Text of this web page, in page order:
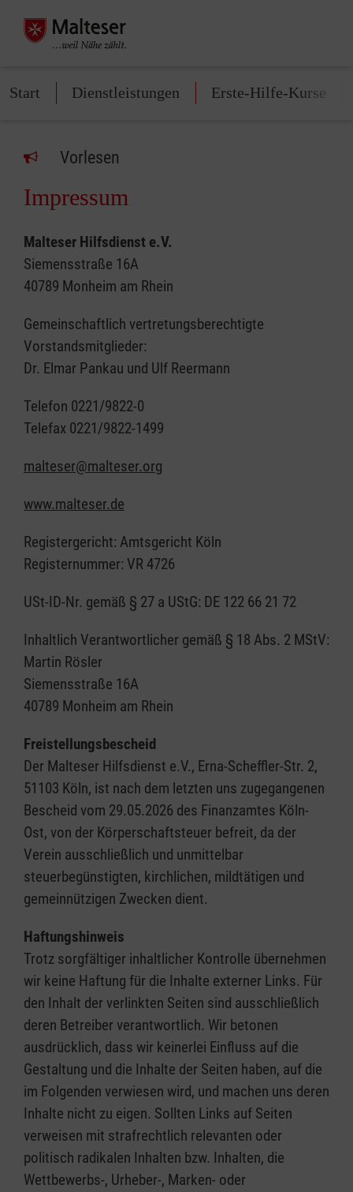
Start Dienstleistungen Erste-Hilfe-Kurse
Vorlesen
Impressum
Malteser Hilfsdienst e.V.
Siemensstraße 16A
40789 Monheim am Rhein
Gemeinschaftlich vertretungsberechtigte
Vorstandsmitglieder:
Dr. Elmar Pankau und Ulf Reermann
Telefon 0221/9822-0
Telefax 0221/9822-1499
malteser@malteser.org
www.malteser.de
Registergericht: Amtsgericht Köln
Registernummer: VR 4726
USt-ID-Nr. gemäß § 27 a UStG: DE 122 66 21 72
Inhaltlich Verantwortlicher gemäß § 18 Abs. 2 MStV:
Martin Rösler
Siemensstraße 16A
40789 Monheim am Rhein
Freistellungsbescheid
Der Malteser Hilfsdienst e.V., Erna-Scheffler-Str. 2,
51103 Köln, ist nach dem letzten uns zugegangenen
Bescheid vom 29.05.2026 des Finanzamtes Köln-
Ost, von der Körperschaftsteuer befreit, da der
Verein ausschließlich und unmittelbar
steuerbegünstigten, kirchlichen, mildtätigen und
gemeinnützigen Zwecken dient.
Haftungshinweis
Trotz sorgfältiger inhaltlicher Kontrolle übernehmen
wir keine Haftung für die Inhalte externer Links. Für
den Inhalt der verlinkten Seiten sind ausschließlich
deren Betreiber verantwortlich. Wir betonen
ausdrücklich, dass wir keinerlei Einfluss auf die
Gestaltung und die Inhalte der Seiten haben, auf die
im Folgenden verwiesen wird, und machen uns deren
Inhalte nicht zu eigen. Sollten Links auf Seiten
verweisen mit strafrechtlich relevanten oder
politisch radikalen Inhalten bzw. Inhalten, die
Wettbewerbs-, Urheber-, Marken- oder